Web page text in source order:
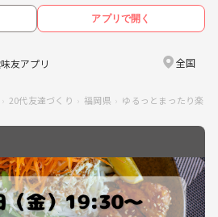
アプリで開く
友アプリ 全国
20代友達づくり 福岡県 ゆるっとまったり楽し